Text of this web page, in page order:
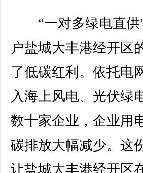
“一对多绿电直供
户盐城大丰港经开区
了低碳红利。依托电
入海上风电、光伏绿
数十家企业，企业用
碳排放大幅减少。这
让盐城大丰港经开区